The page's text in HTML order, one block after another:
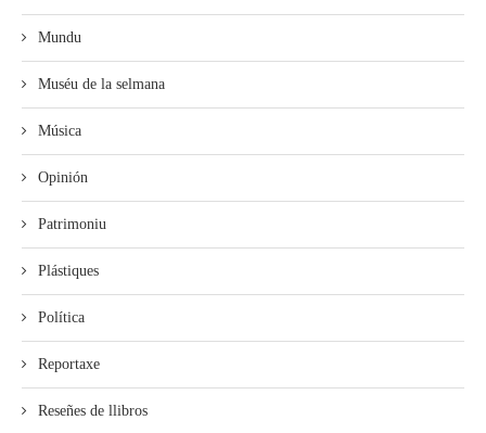
Mundu
Muséu de la selmana
Música
Opinión
Patrimoniu
Plástiques
Política
Reportaxe
Reseñes de llibros